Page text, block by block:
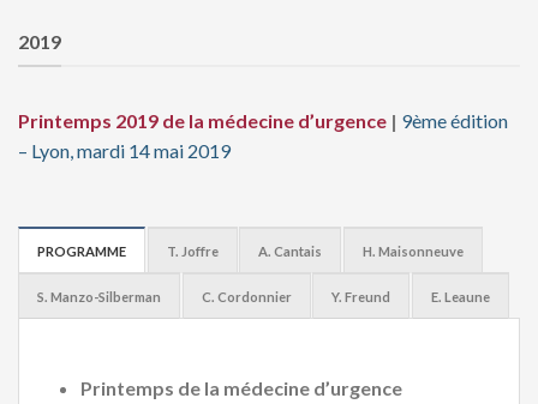
2019
Printemps 2019 de la médecine d’urgence | 9èmeédition
– Lyon, mardi 14 mai 2019
PROGRAMME T. Joffre A. Cantais H. Maisonneuve
S. Manzo-Silberman C. Cordonnier Y. Freund E. Leaune
Printemps de la médecine d’urgence